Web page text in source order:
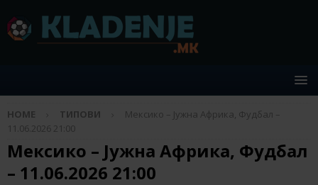
HOME ТИПОВИ
Мексико – Јужна Африка, Фудбал –
11.06.2026 21:00
Мексико – Јужна Африка, Фудбал
– 11.06.2026 21:00